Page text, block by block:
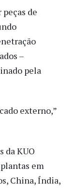
de
–
pela
externo,”
da KUO
em
China, Índia,